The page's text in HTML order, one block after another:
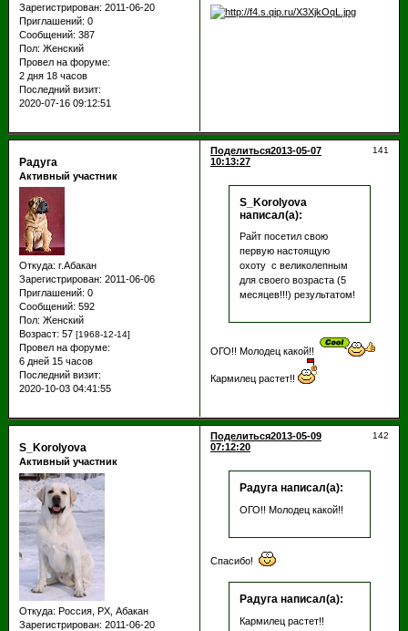
Зарегистрирован: 2011-06-20
Приглашений: 0
Сообщений: 387
Пол: Женский
Провел на форуме:
2 дня 18 часов
Последний визит:
2020-07-16 09:12:51
Поделиться 141
2013-05-07
10:13:27
Радуга
Активный участник
Откуда: г.Абакан
Зарегистрирован: 2011-06-06
Приглашений: 0
Сообщений: 592
Пол: Женский
Возраст: 57 [1968-12-14]
Провел на форуме:
6 дней 15 часов
Последний визит:
2020-10-03 04:41:55
S_Korolyova
написал(а):
Райт посетил свою
первую настоящую
охоту с великолепным
для своего возраста (5
месяцев!!!) результатом!
ОГО!! Молодец какой!!
Кармилец растет!!
Поделиться 142
2013-05-09
07:12:20
S_Korolyova
Активный участник
Откуда: Россия, РХ, Абакан
Зарегистрирован: 2011-06-20
Радуга написал(а):
ОГО!! Молодец какой!!
Спасибо!
Радуга написал(а):
Кармилец растет!!